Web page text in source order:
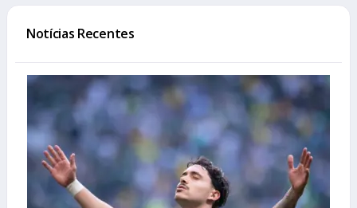
Notícias Recentes